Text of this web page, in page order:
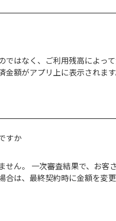
はなく、ご利用残高によっ
額がアプリ上に表示されます
すか
ん。 一次審査結果で、お
は、最終契約時に金額を変更